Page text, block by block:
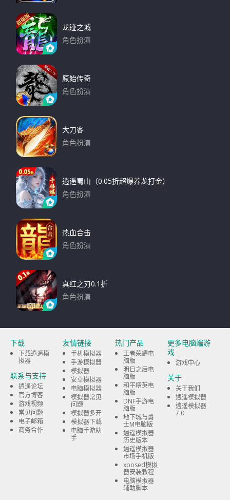
龙迹之城
角色扮演
原始传奇
角色扮演
大刀客
角色扮演
逍遥蜀山（0.05折超爆养龙打金）
角色扮演
热血合击
角色扮演
真红之刃0.1折
角色扮演
下载
下载逍遥模
拟器
联系与支持
逍遥论坛
官方博客
游戏视频
常见问题
电子邮箱
商务合作
友情链接
手机模拟器
手游模拟器
模拟器
安卓模拟器
电脑模拟器
模拟器常见
问题
模拟器多开
模拟器下载
电脑手游助
手
热门产品
王者荣耀电
脑版
明日之后电
脑版
和平精英电
脑版
DNF手游电
脑版
地下城与勇
士M电脑版
逍遥模拟器
历史版本
逍遥模拟器
市场手机版
xposed模拟
器安装教程
电脑模拟器
辅助脚本
更多电脑端游
戏
游戏中心
关于
关于我们
逍遥模拟器
逍遥模拟器
7.0